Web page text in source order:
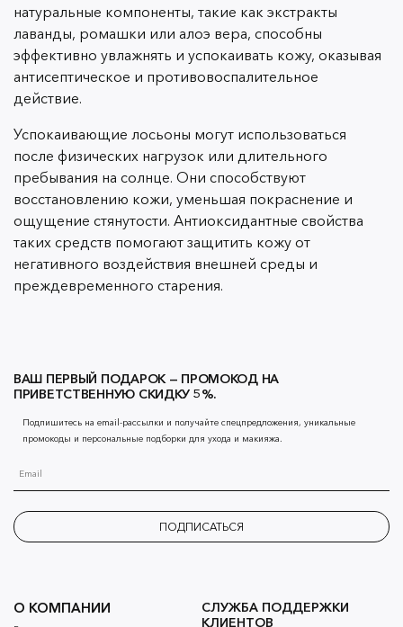
натуральные компоненты, такие как экстракты
лаванды, ромашки или алоэ вера, способны
эффективно увлажнять и успокаивать кожу, оказывая
антисептическое и противовоспалительное
действие.
Успокаивающие лосьоны могут использоваться
после физических нагрузок или длительного
пребывания на солнце. Они способствуют
восстановлению кожи, уменьшая покраснение и
ощущение стянутости. Антиоксидантные свойства
таких средств помогают защитить кожу от
негативного воздействия внешней среды и
преждевременного старения.
О КОМПАНИИ
СЛУЖБА ПОДДЕРЖКИ
КЛИЕНТОВ
ВАШ ПЕРВЫЙ ПОДАРОК — ПРОМОКОД НА
ПРИВЕТСТВЕННУЮ СКИДКУ 5%.
Подпишитесь на email-рассылки и получайте спецпредложения, уникальные
промокоды и персональные подборки для ухода и макияжа.
ПОДПИСАТЬСЯ